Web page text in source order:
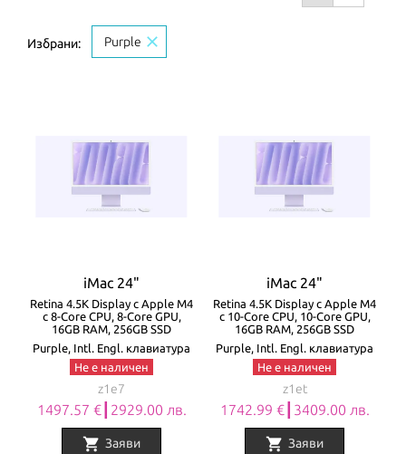
Избрани: Purple close
iMac 24"
Retina 4.5K Display с Apple M4
с 8-Core CPU, 8-Core GPU,
16GB RAM, 256GB SSD
Purple, Intl. Engl. клавиатура
Не е наличен
z1e7
1497.57 €┃2929.00 лв.
shopping_cart Заяви
iMac 24"
Retina 4.5K Display с Apple M4
с 10-Core CPU, 10-Core GPU,
16GB RAM, 256GB SSD
Purple, Intl. Engl. клавиатура
Не е наличен
z1et
1742.99 €┃3409.00 лв.
shopping_cart Заяви